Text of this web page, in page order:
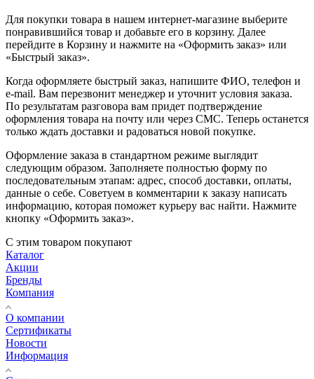
Для покупки товара в нашем интернет-магазине выберите
понравившийся товар и добавьте его в корзину. Далее
перейдите в Корзину и нажмите на «Оформить заказ» или
«Быстрый заказ».
Когда оформляете быстрый заказ, напишите ФИО, телефон и
e-mail. Вам перезвонит менеджер и уточнит условия заказа.
По результатам разговора вам придет подтверждение
оформления товара на почту или через СМС. Теперь останется
только ждать доставки и радоваться новой покупке.
Оформление заказа в стандартном режиме выглядит
следующим образом. Заполняете полностью форму по
последовательным этапам: адрес, способ доставки, оплаты,
данные о себе. Советуем в комментарии к заказу написать
информацию, которая поможет курьеру вас найти. Нажмите
кнопку «Оформить заказ».
С этим товаром покупают
Каталог
Акции
Бренды
Компания
О компании
Сертификаты
Новости
Информация